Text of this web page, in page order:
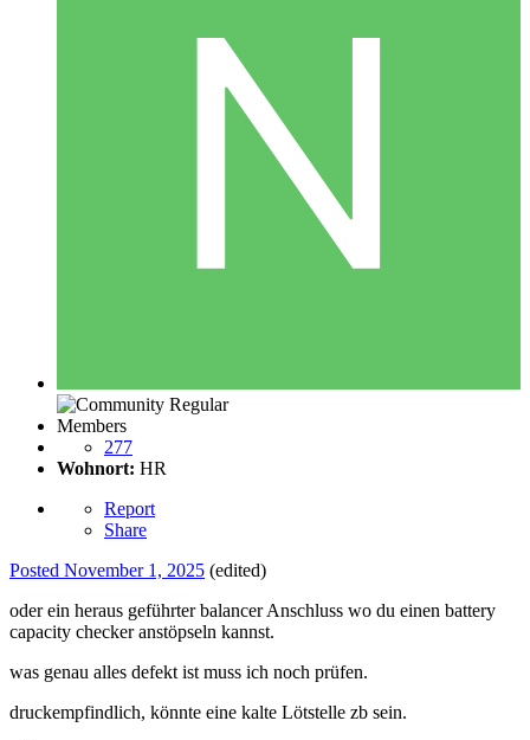
Members
277
Wohnort: HR
Report
Share
Posted November 1, 2025 (edited)
oder ein heraus geführter balancer Anschluss wo du einen battery
capacity checker anstöpseln kannst.
was genau alles defekt ist muss ich noch prüfen.
druckempfindlich, könnte eine kalte Lötstelle zb sein.